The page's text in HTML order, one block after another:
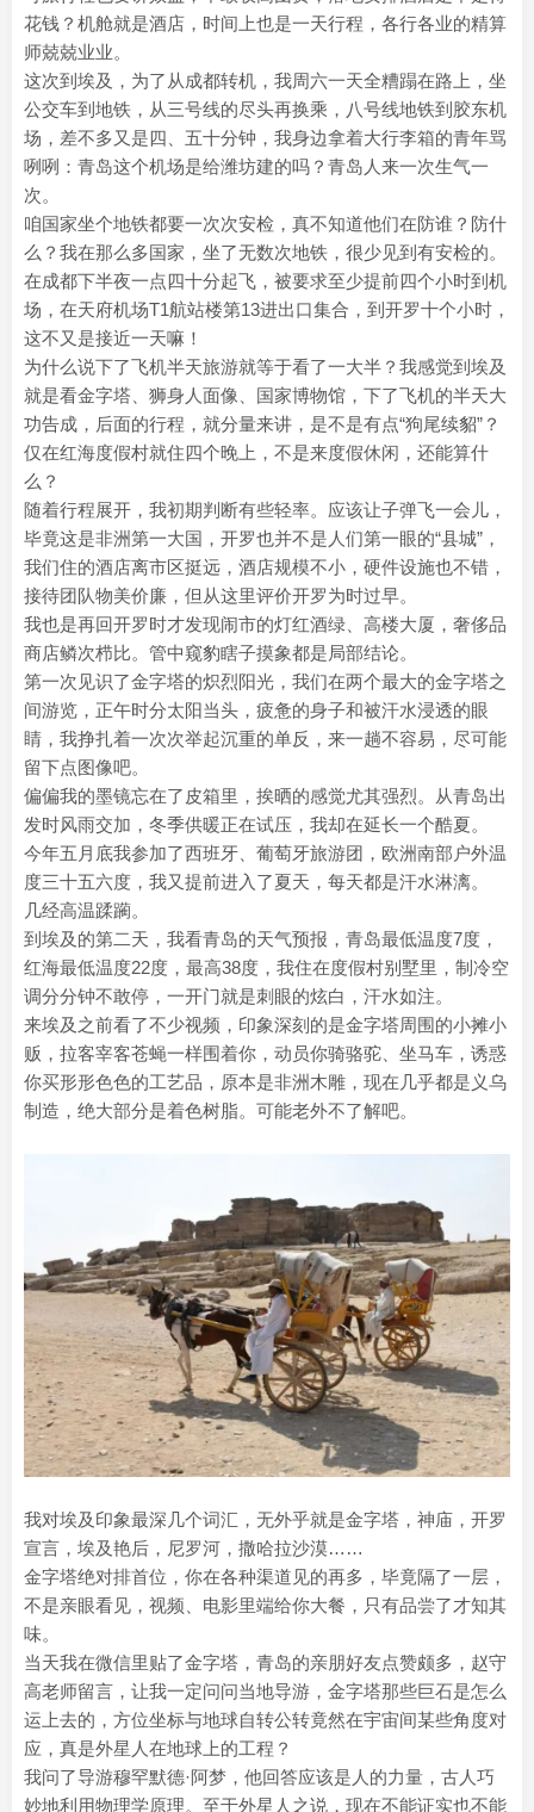
花钱？机舱就是酒店，时间上也是一天行程，各行各业的精算
师兢兢业业。
这次到埃及，为了从成都转机，我周六一天全糟蹋在路上，坐
公交车到地铁，从三号线的尽头再换乘，八号线地铁到胶东机
场，差不多又是四、五十分钟，我身边拿着大行李箱的青年骂
咧咧：青岛这个机场是给潍坊建的吗？青岛人来一次生气一
次。
咱国家坐个地铁都要一次次安检，真不知道他们在防谁？防什
么？我在那么多国家，坐了无数次地铁，很少见到有安检的。
在成都下半夜一点四十分起飞，被要求至少提前四个小时到机
场，在天府机场T1航站楼第13进出口集合，到开罗十个小时，
这不又是接近一天嘛！
为什么说下了飞机半天旅游就等于看了一大半？我感觉到埃及
就是看金字塔、狮身人面像、国家博物馆，下了飞机的半天大
功告成，后面的行程，就分量来讲，是不是有点“狗尾续貂”？
仅在红海度假村就住四个晚上，不是来度假休闲，还能算什
么？
随着行程展开，我初期判断有些轻率。应该让子弹飞一会儿，
毕竟这是非洲第一大国，开罗也并不是人们第一眼的“县城”，
我们住的酒店离市区挺远，酒店规模不小，硬件设施也不错，
接待团队物美价廉，但从这里评价开罗为时过早。
我也是再回开罗时才发现闹市的灯红酒绿、高楼大厦，奢侈品
商店鳞次栉比。管中窥豹瞎子摸象都是局部结论。
第一次见识了金字塔的炽烈阳光，我们在两个最大的金字塔之
间游览，正午时分太阳当头，疲惫的身子和被汗水浸透的眼
睛，我挣扎着一次次举起沉重的单反，来一趟不容易，尽可能
留下点图像吧。
偏偏我的墨镜忘在了皮箱里，挨晒的感觉尤其强烈。从青岛出
发时风雨交加，冬季供暖正在试压，我却在延长一个酷夏。
今年五月底我参加了西班牙、葡萄牙旅游团，欧洲南部户外温
度三十五六度，我又提前进入了夏天，每天都是汗水淋漓。
几经高温蹂躏。
到埃及的第二天，我看青岛的天气预报，青岛最低温度7度，
红海最低温度22度，最高38度，我住在度假村别墅里，制冷空
调分分钟不敢停，一开门就是刺眼的炫白，汗水如注。
来埃及之前看了不少视频，印象深刻的是金字塔周围的小摊小
贩，拉客宰客苍蝇一样围着你，动员你骑骆驼、坐马车，诱惑
你买形形色色的工艺品，原本是非洲木雕，现在几乎都是义乌
制造，绝大部分是着色树脂。可能老外不了解吧。
我对埃及印象最深几个词汇，无外乎就是金字塔，神庙，开罗
宣言，埃及艳后，尼罗河，撒哈拉沙漠……
金字塔绝对排首位，你在各种渠道见的再多，毕竟隔了一层，
不是亲眼看见，视频、电影里端给你大餐，只有品尝了才知其
味。
当天我在微信里贴了金字塔，青岛的亲朋好友点赞颇多，赵守
高老师留言，让我一定问问当地导游，金字塔那些巨石是怎么
运上去的，方位坐标与地球自转公转竟然在宇宙间某些角度对
应，真是外星人在地球上的工程？
我问了导游穆罕默德·阿梦，他回答应该是人的力量，古人巧
妙地利用物理学原理。至于外星人之说，现在不能证实也不能